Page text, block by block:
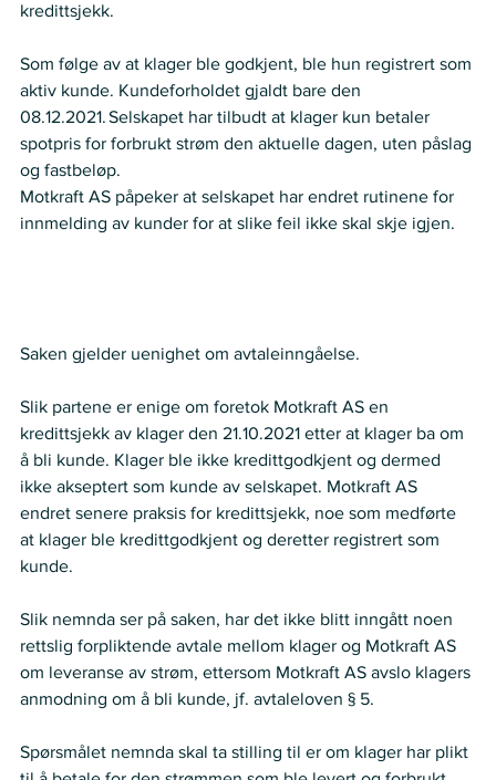
kredittsjekk.
Som følge av at klager ble godkjent, ble hun registrert som
aktiv kunde. Kundeforholdet gjaldt bare den
08.12.2021. Selskapet har tilbudt at klager kun betaler
spotpris for forbrukt strøm den aktuelle dagen, uten påslag
og fastbeløp.
Motkraft AS påpeker at selskapet har endret rutinene for
innmelding av kunder for at slike feil ikke skal skje igjen.
Saken gjelder uenighet om avtaleinngåelse.
Slik partene er enige om foretok Motkraft AS en
kredittsjekk av klager den 21.10.2021 etter at klager ba om
å bli kunde. Klager ble ikke kredittgodkjent og dermed
ikke akseptert som kunde av selskapet. Motkraft AS
endret senere praksis for kredittsjekk, noe som medførte
at klager ble kredittgodkjent og deretter registrert som
kunde.
Slik nemnda ser på saken, har det ikke blitt inngått noen
rettslig forpliktende avtale mellom klager og Motkraft AS
om leveranse av strøm, ettersom Motkraft AS avslo klagers
anmodning om å bli kunde, jf. avtaleloven § 5.
Spørsmålet nemnda skal ta stilling til er om klager har plikt